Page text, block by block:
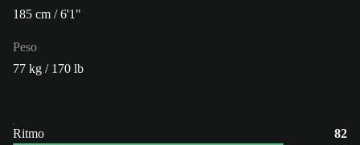
185 cm / 6'1"
Peso
77 kg / 170 lb
Ritmo
82